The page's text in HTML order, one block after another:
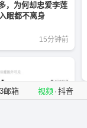
，为何却忠爱李莲
眠都不离身
15分钟前
邮箱 视频 · 抖音